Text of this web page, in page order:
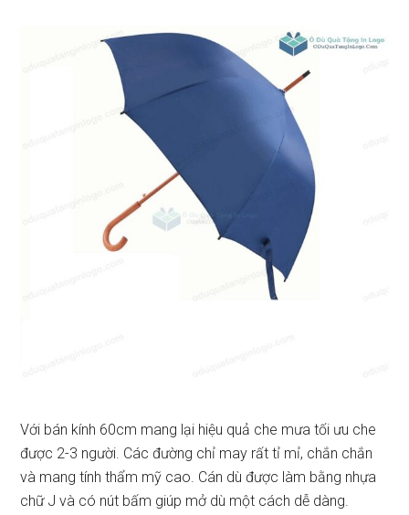
Với bán kính 60cm mang lại hiệu quả che mưa tối ưu che
được 2-3 người. Các đường chỉ may rất tỉ mỉ, chắn chắn
và mang tính thẩm mỹ cao. Cán dù được làm bằng nhựa
chữ J và có nút bấm giúp mở dù một cách dễ dàng.